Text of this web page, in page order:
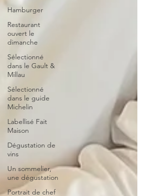
Hamburger
Restaurant
ouvert le
dimanche
Sélectionné
dans le Gault &
Millau
Sélectionné
dans le guide
Michelin
Labellisé Fait
Maison
Dégustation de
vins
Un sommelier,
une dégustation
Portrait de chef